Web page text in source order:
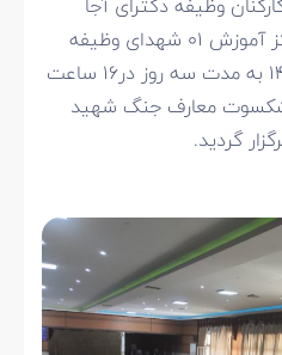
وظیفه دکترای آجا
اعزامی ۰۱/ ۰۷/ ۱۴۰۴ در مرکز آموزش ۰۱ شهدای وظیفه
نزاجا در مورخه ۰۴/ ۰۸/ ۱۴۰۴ به مدت سه روز در۱۶ ساعت
معارف جنگ شهید
گردید.